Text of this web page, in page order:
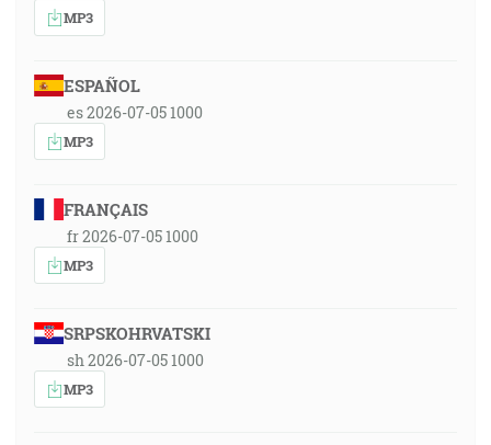
MP3
ESPAÑOL
es 2026-07-05 1000
MP3
FRANÇAIS
fr 2026-07-05 1000
MP3
SRPSKOHRVATSKI
sh 2026-07-05 1000
MP3